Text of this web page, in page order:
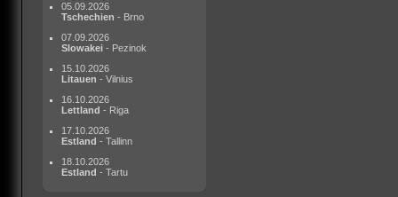
05.09.2026
Tschechien - Brno
07.09.2026
Slowakei - Pezinok
15.10.2026
Litauen - Vilnius
16.10.2026
Lettland - Riga
17.10.2026
Estland - Tallinn
18.10.2026
Estland - Tartu